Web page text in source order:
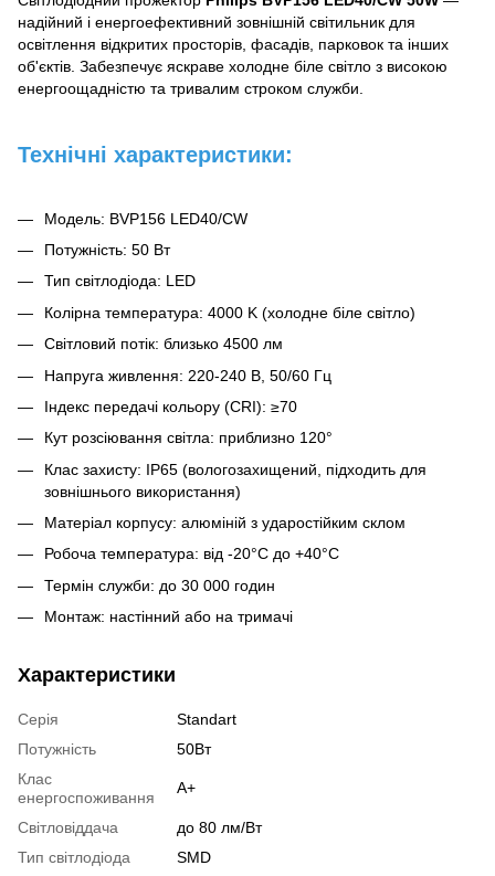
надійний і енергоефективний зовнішній світильник для
освітлення відкритих просторів, фасадів, парковок та інших
об'єктів. Забезпечує яскраве холодне біле світло з високою
енергоощадністю та тривалим строком служби.
Технічні характеристики:
Модель: BVP156 LED40/CW
Потужність: 50 Вт
Тип світлодіода: LED
Колірна температура: 4000 K (холодне біле світло)
Світловий потік: близько 4500 лм
Напруга живлення: 220-240 В, 50/60 Гц
Індекс передачі кольору (CRI): ≥70
Кут розсіювання світла: приблизно 120°
Клас захисту: IP65 (вологозахищений, підходить для
зовнішнього використання)
Матеріал корпусу: алюміній з ударостійким склом
Робоча температура: від -20°C до +40°C
Термін служби: до 30 000 годин
Монтаж: настінний або на тримачі
Характеристики
Серія
Standart
Потужність
50Вт
Клас
енергоспоживання
А+
Світловіддача
до 80 лм/Вт
Тип світлодіода
SMD